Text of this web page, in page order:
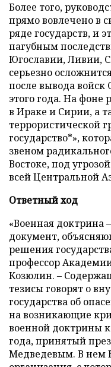
Более того,
прямо вовлечено в
ряде государств, и
пагубным
Югославии, Ливии,
серьезно
после вывода
этого года. На фоне
в Ираке и Сирии, а
террористической
государство*»,
звеном
Востоке, под
всей Центральной
Ответный ход
«Военная доктрина
документ,
решения
профессор
Козюлин. –
тезисы говорят о
государства об
на возникающие
военной доктрины
года, принятый
Медведевым. В нем